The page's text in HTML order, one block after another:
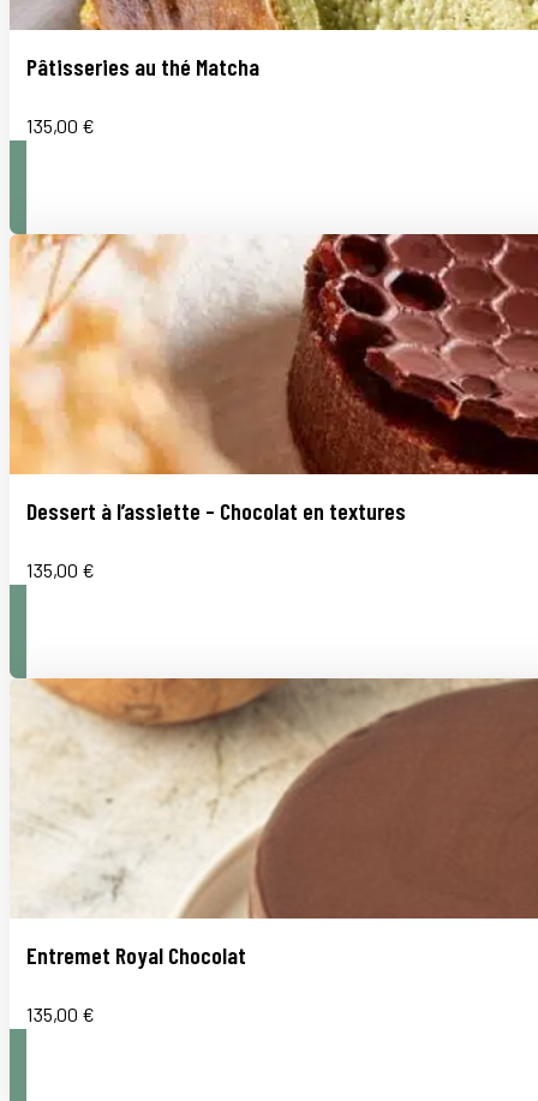
Pâtisseries au thé Matcha
135,00 €
Dessert à l’assiette – Chocolat en textures
135,00 €
Entremet Royal Chocolat
135,00 €